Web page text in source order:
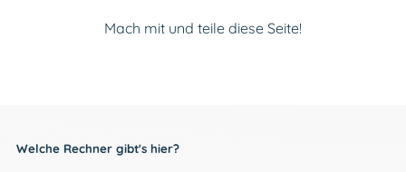
Mach mit und teile diese Seite!
Welche Rechner gibt's hier?